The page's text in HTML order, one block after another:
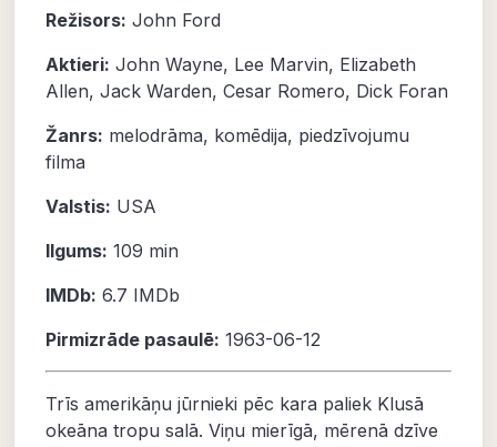
Režisors: John Ford
Aktieri: John Wayne, Lee Marvin, Elizabeth
Allen, Jack Warden, Cesar Romero, Dick Foran
Žanrs: melodrāma, komēdija, piedzīvojumu
filma
Valstis: USA
Ilgums: 109 min
IMDb: 6.7 IMDb
Pirmizrāde pasaulē: 1963-06-12
Trīs amerikāņu jūrnieki pēc kara paliek Klusā
okeāna tropu salā. Viņu mierīgā, mērenā dzīve